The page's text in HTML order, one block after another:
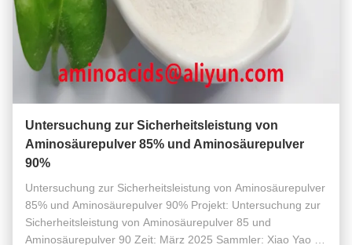
Untersuchung zur Sicherheitsleistung von
Aminosäurepulver 85% und Aminosäurepulver
90%
Untersuchung zur Sicherheitsleistung von Aminosäurepulver
85% und Aminosäurepulver 90% Projekt: Untersuchung zur
Sicherheitsleistung von Aminosäurepulver 85 und
Aminosäurepulver 90 Zeit: März 2025 Sammler: Xiao Yao Yi